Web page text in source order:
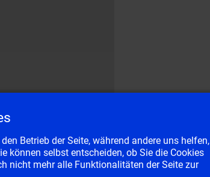
Betrieb der Seite, während andere uns helfen,
können selbst entscheiden, ob Sie die Cookies
nicht mehr alle Funktionalitäten der Seite zur